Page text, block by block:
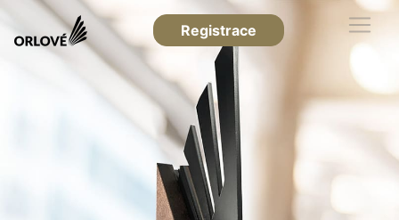
Registrace